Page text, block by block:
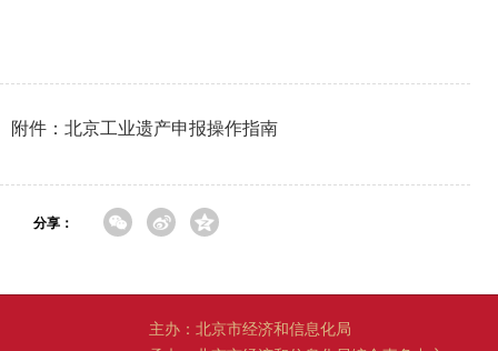
附件：北京工业遗产申报操作指南
分享：
主办：北京市经济和信息化局